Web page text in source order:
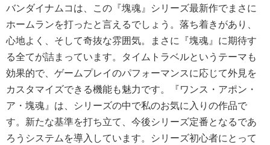
バンダイナムコは、この『塊魂』シリーズ最新作でまさに
ホームランを打ったと言えるでしょう。落ち着きがあり、
心地よく、そして奇抜な雰囲気。まさに『塊魂』に期待す
る全てが詰まっています。タイムトラベルというテーマも
効果的で、ゲームプレイのパフォーマンスに応じて外見を
カスタマイズできる機能も魅力です。『ワンス・アポン・
ア・塊魂』は、シリーズの中で私のお気に入りの作品で
す。新たな基準を打ち立て、今後シリーズ定番となるであ
ろうシステムを導入しています。シリーズ初心者にとって